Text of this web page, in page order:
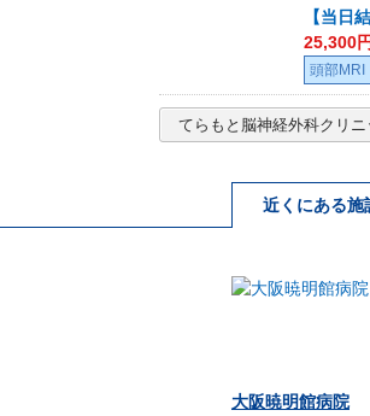
【当日
25,300
頭部MRI
てらもと脳神経外科クリニ
近くにある施
大阪暁明館病院